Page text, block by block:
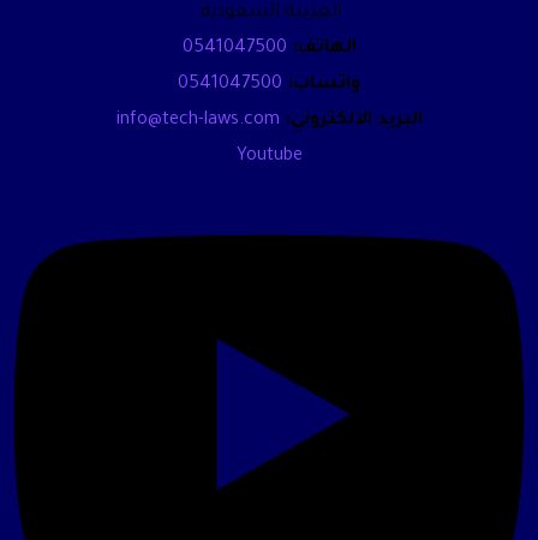
العربية السعودية.
الهاتف: 0541047500
واتساب: 0541047500
البريد الالكتروني: info@tech-laws.com
Youtube